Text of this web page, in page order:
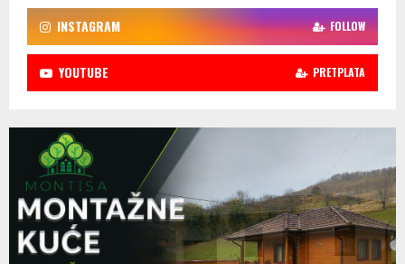
INSTAGRAM FOLLOW
YOUTUBE PRETPLATA